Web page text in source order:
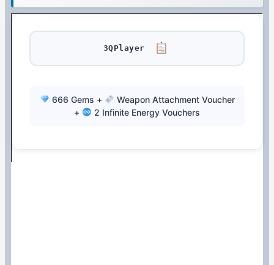
3QPlayer
666 Gems +
Weapon Attachment Voucher
+
2 Infinite Energy Vouchers